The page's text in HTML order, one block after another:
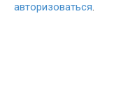
авторизоваться.